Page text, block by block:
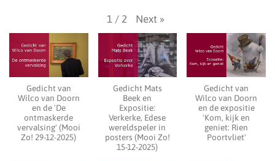
1 / 2 Next »
Gedicht van
Wilco van Doorn
en de 'De
ontmaskerde
vervalsing' (Mooi
Zo! 29-12-2025)
Gedicht Mats
Beek en
Expositie:
Verkerke, Edese
wereldspeler in
posters (Mooi Zo!
15-12-2025)
Gedicht van
Wilco van Doorn
en de expositie
'Kom, kijk en
geniet: Rien
Poortvliet'